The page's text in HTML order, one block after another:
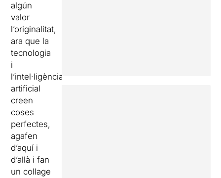
algún
valor
l’originalitat,
ara que la
tecnologia
i
l’intel·ligència
artificial
creen
coses
perfectes,
agafen
d’aquí i
d’allà i fan
un collage